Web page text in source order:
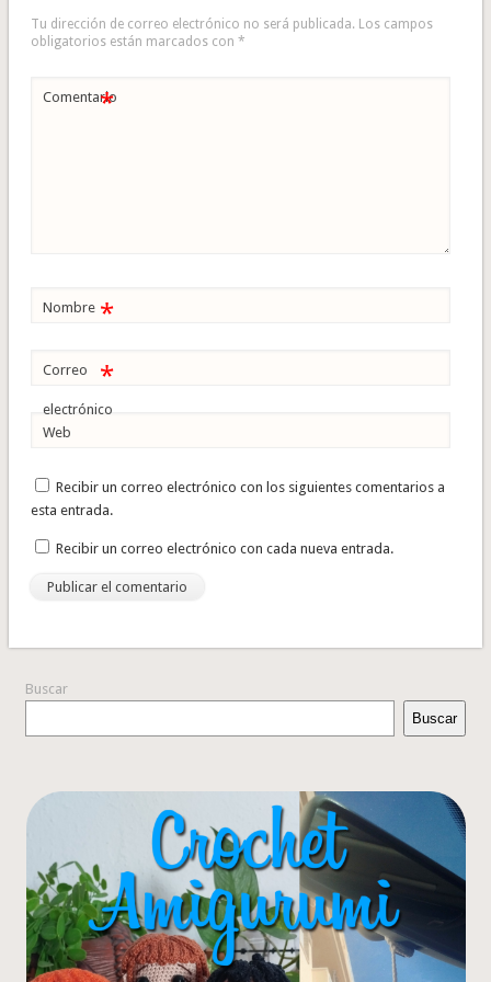
Tu dirección de correo electrónico no será publicada. Los campos
obligatorios están marcados con *
Comentario
*
Nombre *
Correo
electrónico
*
Web
Recibir un correo electrónico con los siguientes comentarios a
esta entrada.
Recibir un correo electrónico con cada nueva entrada.
Buscar
Buscar